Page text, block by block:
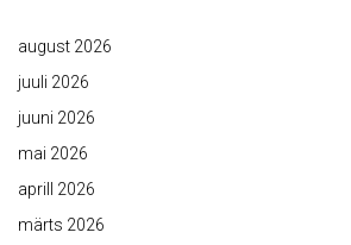
august 2026
juuli 2026
juuni 2026
mai 2026
aprill 2026
märts 2026